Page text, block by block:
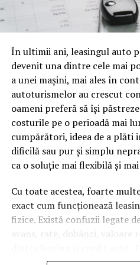
o mină de informație, plină
oamenii cu adevărat. Dacă
cuvinte tematice, scrise
caută.
Apoi vine partea de
vizitatorii stau zece,
urmărească replay-ul trimite
Google nu îți măsoară direct
petrecut, scrollul și revenirile
util e materialul.
Și mai e ceva ce se uită ușor.
linkuri aproape de la sine.
newsletter, altcineva îl
partener îl trimite în
tău, iar autoritatea e
În ultimii ani, leasingul auto
devenit una dintre cele mai
a unei mașini, mai ales în
autoturismelor au crescut
oameni preferă să își
costurile pe o perioadă mai
cumpărători, ideea de a plăti
dificilă sau pur și simplu
ca o soluție mai flexibilă și
Cu toate acestea, foarte
exact cum funcționează
fizice. Există confuzii legate
avans, rate, dobânzi, valoare
semnezi orice contract, este